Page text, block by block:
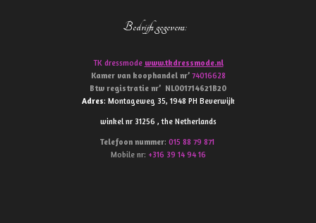
Bedrijfs gegevens:
TK dressmode www.tkdressmode.nl
Kamer van koophandel nr’ 74016628
Btw registratie nr’ NL001714621B20
Adres: Montageweg 35, 1948 PH Beverwijk
winkel nr 31256 , the Netherlands
Telefoon nummer: 015 88 79 871
Mobile nr: +316 39 14 94 16